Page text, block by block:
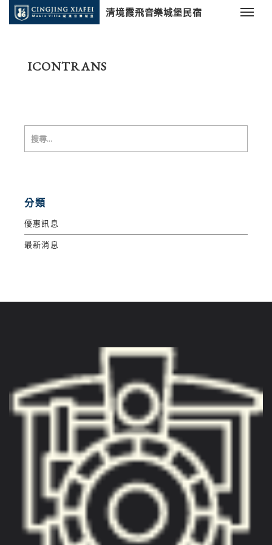
清境霞飛音樂城堡民宿
ICONTRANS
分類
優惠訊息
最新消息